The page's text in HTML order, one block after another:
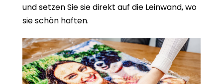
und setzen Sie sie direkt auf die Leinwand, wo
sie schön haften.